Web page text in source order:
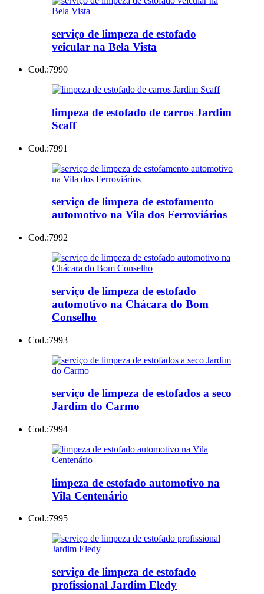
serviço de limpeza de estofado
veicular na Bela Vista
Cod.:7990
limpeza de estofado de carros Jardim
Scaff
Cod.:7991
serviço de limpeza de estofamento
automotivo na Vila dos Ferroviários
Cod.:7992
serviço de limpeza de estofado
automotivo na Chácara do Bom
Conselho
Cod.:7993
serviço de limpeza de estofados a seco
Jardim do Carmo
Cod.:7994
limpeza de estofado automotivo na
Vila Centenário
Cod.:7995
serviço de limpeza de estofado
profissional Jardim Eledy